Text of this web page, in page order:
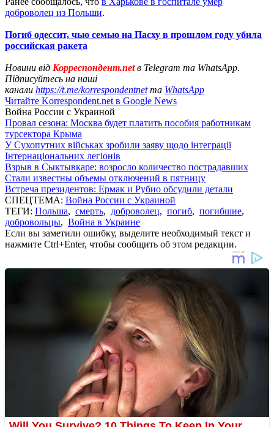
доброволец из Польши.
Погиб одессит, чью семью на Пасху в прошлом году убила
российская ракета
Новини від Корреспондент.netв Telegram та WhatsApp.
Підписуйтесь на наші
канали https://t.me/korrespondentnetта WhatsApp
Читайте Korrespondent.net в Google News
Война России с Украиной
Провал сезона: Москва будет платить пособия работникам
турсектора Крыма
У Сухопутних військах зробили заяву щодо інтеграції
Інтернаціональних легіонів
Взрыв в Сыктывкаре: возросло количество пострадавших
Стали известны объемы отключений в пятницу
Встреча президентов: Ермак и Рубио обсудили детали
СПЕЦТЕМА: Война России с Украиной
ТЕГИ: Польша, смерть, доброволец, погиб, погибшие,
добровольцы, Война в Украине
Если вы заметили ошибку, выделите необходимый текст и
нажмите Ctrl+Enter, чтобы сообщить об этом редакции.